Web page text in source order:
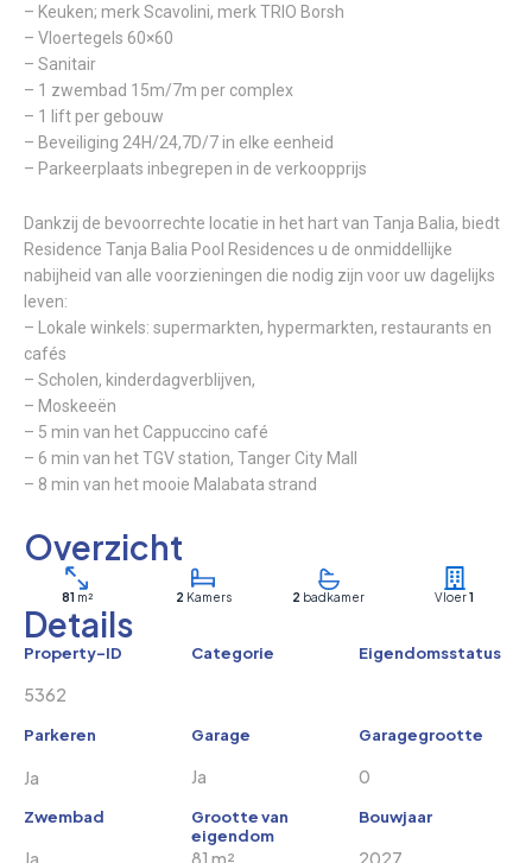
– Keuken; merk Scavolini, merk TRIO Borsh
– Vloertegels 60×60
– Sanitair
– 1 zwembad 15m/7m per complex
– 1 lift per gebouw
– Beveiliging 24H/24,7D/7 in elke eenheid
– Parkeerplaats inbegrepen in de verkoopprijs
Dankzij de bevoorrechte locatie in het hart van Tanja Balia, biedt
Residence Tanja Balia Pool Residences u de onmiddellijke
nabijheid van alle voorzieningen die nodig zijn voor uw dagelijks
leven:
– Lokale winkels: supermarkten, hypermarkten, restaurants en
cafés
– Scholen, kinderdagverblijven,
– Moskeeën
– 5 min van het Cappuccino café
– 6 min van het TGV station, Tanger City Mall
– 8 min van het mooie Malabata strand
Overzicht
81 m² 2 Kamers 2 badkamer Vloer1
Details
Property-ID
5362
Categorie Eigendomsstatus
Parkeren
Ja
Garage
Ja
Garagegrootte
0
Zwembad
Ja
Grootte van
eigendom
81 m²
Bouwjaar
2027